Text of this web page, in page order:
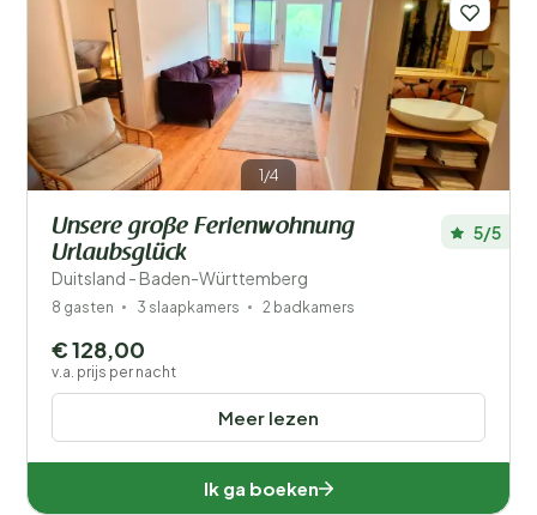
1/4
Unsere große Ferienwohnung
Urlaubsglück
Duitsland - Baden-Württemberg
5/5
8 gasten 3 slaapkamers 2 badkamers
Meer lezen
€ 128,00
v.a. prijs per nacht
Ik ga boeken